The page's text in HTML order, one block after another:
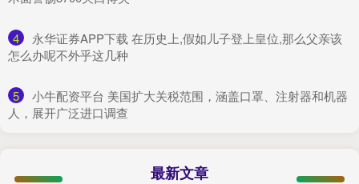
4
​永华证券APP下载 在历史上,假如儿子登上皇位,那么父亲该
怎么办呢不外乎这几种
5
​小牛配资平台 美国扩大关税范围，涵盖口罩、注射器和机器
人，展开广泛进口调查
最新文章